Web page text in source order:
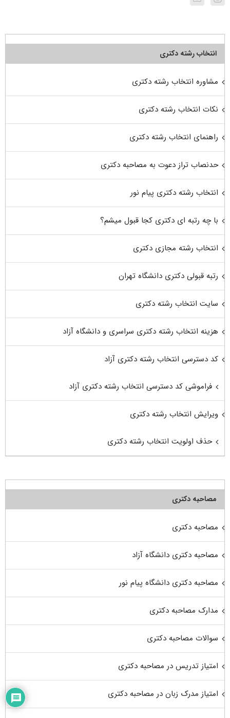
انتخاب رشته دکتری
مشاوره انتخاب رشته دکتری
نکات انتخاب رشته دکتری
راهنمای انتخاب رشته دکتری
حدنصاب تراز دعوت به مصاحبه دکتری
انتخاب رشته دکتری پیام نور
با چه رتبه ای دکتری کجا قبول میشم؟
انتخاب رشته مجازی دکتری
رتبه قبولی دکتری دانشگاه تهران
سایت انتخاب رشته دکتری
هزینه انتخاب رشته دکتری سراسری و دانشگاه آزاد
کد دسترسی انتخاب رشته دکتری آزاد
فراموشی کد دسترسی انتخاب رشته دکتری آزاد
ویرایش انتخاب رشته دکتری
حذف اولویت انتخاب رشته دکتری
مصاحبه دکتری
مصاحبه دکتری
مصاحبه دکتری دانشگاه آزاد
مصاحبه دکتری دانشگاه پیام نور
مدارک مصاحبه دکتری
سوالات مصاحبه دکتری
امتیاز تدریس در مصاحبه دکتری
امتیاز مدرک زبان در مصاحبه دکتری